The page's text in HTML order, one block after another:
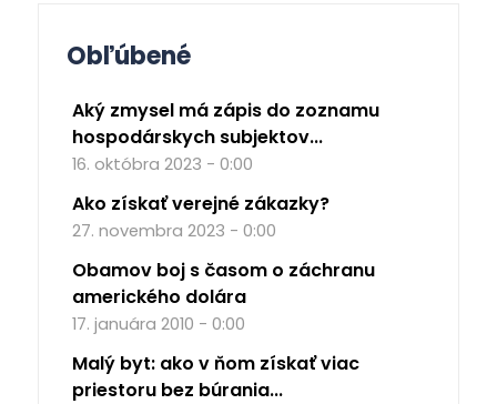
Obľúbené
Aký zmysel má zápis do zoznamu
hospodárskych subjektov...
16. októbra 2023 - 0:00
Ako získať verejné zákazky?
27. novembra 2023 - 0:00
Obamov boj s časom o záchranu
amerického dolára
17. januára 2010 - 0:00
Malý byt: ako v ňom získať viac
priestoru bez búrania...